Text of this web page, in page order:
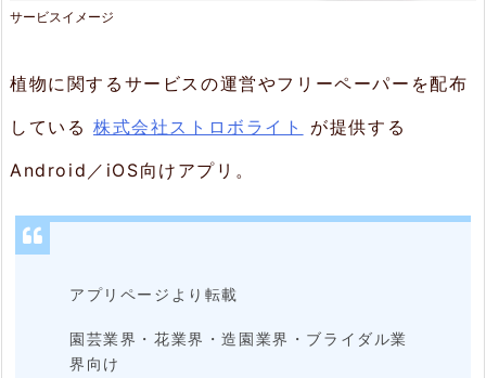
エ
ア
の
事
報
が
届
サービスイメージ
植物に関するサービスの運営やフリーペーパーを配布
している 株式会社ストロボライト
が提供する
Android／iOS向けアプリ。
アプリページより転載
園芸業界・花業界・造園業界・ブライダル業
界向け